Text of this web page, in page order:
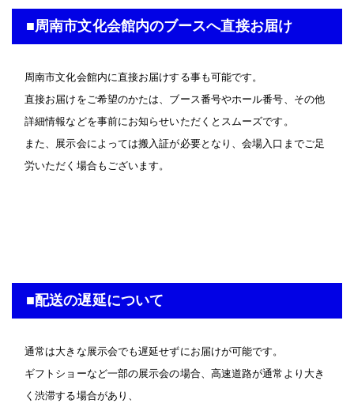
■周南市文化会館内のブースへ直接お届け
周南市文化会館内に直接お届けする事も可能です。
直接お届けをご希望のかたは、ブース番号やホール番号、その他
詳細情報などを事前にお知らせいただくとスムーズです。
また、展示会によっては搬入証が必要となり、会場入口までご足
労いただく場合もございます。
■配送の遅延について
通常は大きな展示会でも遅延せずにお届けが可能です。
ギフトショーなど一部の展示会の場合、高速道路が通常より大き
く渋滞する場合があり、